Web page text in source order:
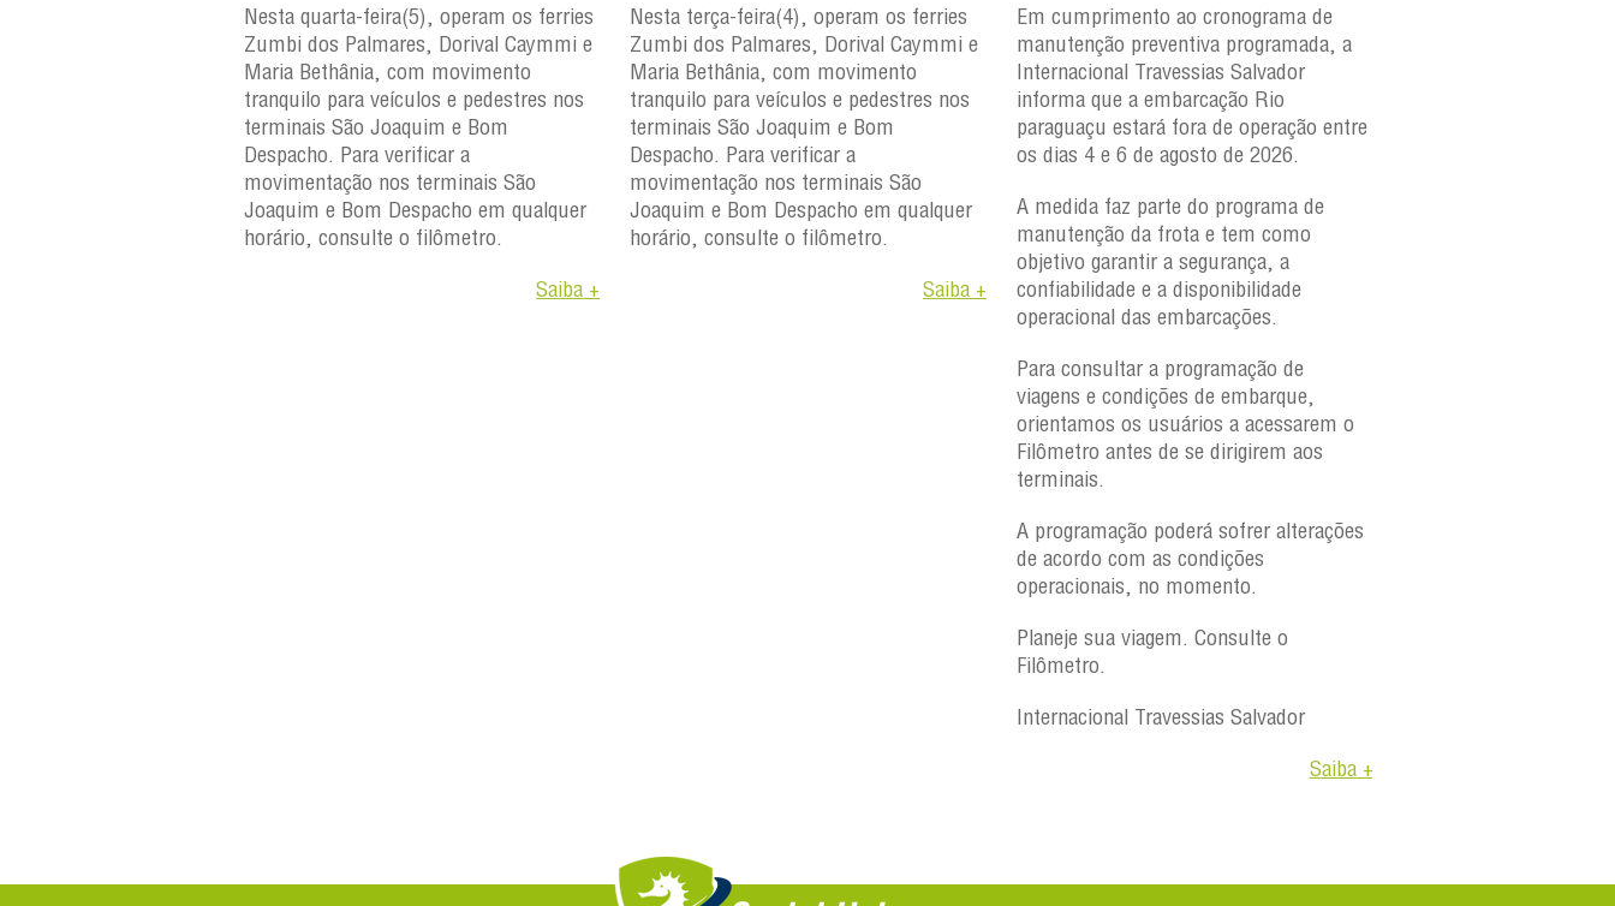
Nesta quarta-feira(5), operam os ferries
Zumbi dos Palmares, Dorival Caymmi e
Maria Bethânia, com movimento
tranquilo para veículos e pedestres nos
terminais São Joaquim e Bom
Despacho. Para verificar a
movimentação nos terminais São
Joaquim e Bom Despacho em qualquer
horário, consulte o filômetro.
Saiba +
Nesta terça-feira(4), operam os ferries
Zumbi dos Palmares, Dorival Caymmi e
Maria Bethânia, com movimento
tranquilo para veículos e pedestres nos
terminais São Joaquim e Bom
Despacho. Para verificar a
movimentação nos terminais São
Joaquim e Bom Despacho em qualquer
horário, consulte o filômetro.
Saiba +
Em cumprimento ao cronograma de
manutenção preventiva programada, a
Internacional Travessias Salvador
informa que a embarcação Rio
paraguaçu estará fora de operação entre
os dias 4 e 6 de agosto de 2026.
A medida faz parte do programa de
manutenção da frota e tem como
objetivo garantir a segurança, a
confiabilidade e a disponibilidade
operacional das embarcações.
Para consultar a programação de
viagens e condições de embarque,
orientamos os usuários a acessarem o
Filômetro antes de se dirigirem aos
terminais.
A programação poderá sofrer alterações
de acordo com as condições
operacionais, no momento.
Planeje sua viagem. Consulte o
Filômetro.
Internacional Travessias Salvador
Saiba +